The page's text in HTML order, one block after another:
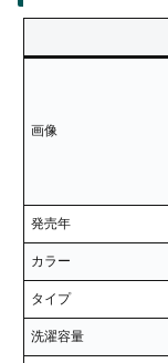
画像
発売年
カラー
タイプ
洗濯容量